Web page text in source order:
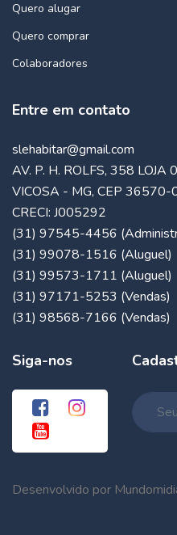
Quero alugar
Quero comprar
Colaboradores
Entre em contato
slehabitar@gmail.com
AV. P. H. ROLFS, 358 LOJA
VICOSA - MG, CEP 36570-
CRECI: J005292
(31) 97545-4456
(31) 99078-1516 (Aluguel)
(31) 99573-1711 (Aluguel)
(31) 97171-5253 (Vendas)
(31) 98568-7166 (Vendas)
Siga-nos
Desenvolvido por